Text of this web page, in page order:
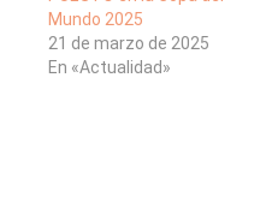
Mundo 2025
21 de marzo de 2025
En «Actualidad»